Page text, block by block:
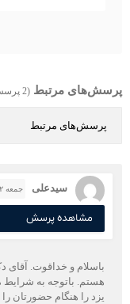
پرسش‌های مرتبط (2 پرسش)
سیدعلی جمعه ۱۲ شهریور ۰( 4 سال پیش)
مشاهده پرسش
باسلام و خداقوت.
هستم. باتوجه به
یزد را هنگام حضورتان